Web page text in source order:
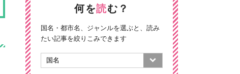
何を読む？
国名・都市名、ジャンルを選ぶと、読み
たい記事を絞りこみできます